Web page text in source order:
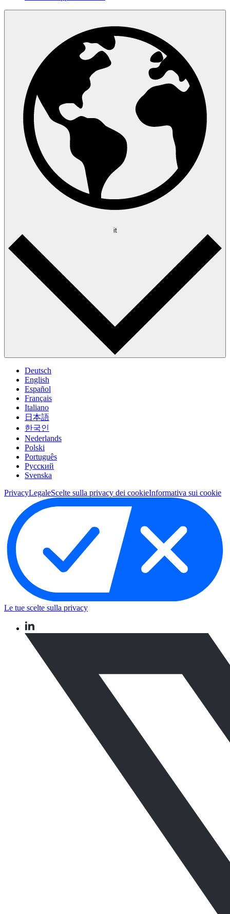
it
Deutsch
English
Español
Français
Italiano
日本語
한국인
Nederlands
Polski
Português
Pусский
Svenska
PrivacyLegaleScelte sulla privacy dei cookieInformativa sui cookie
Le tue scelte sulla privacy